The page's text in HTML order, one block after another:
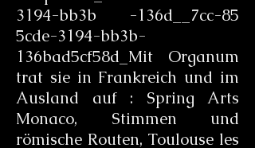
3194-bb3b -136d__7cc-85
5cde-3194-bb3b-
136bad5cf58d_Mit Organum
trat sie in Frankreich und im
Ausland auf : Spring Arts
Monaco, Stimmen und
römische Routen, Toulouse les